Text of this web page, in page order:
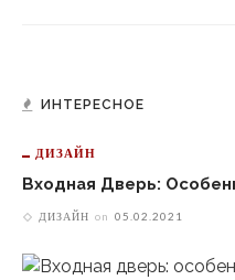
ИНТЕРЕСНОЕ
ДИЗАЙН
Входная Дверь:
ДИЗАЙН on 05.02.2021